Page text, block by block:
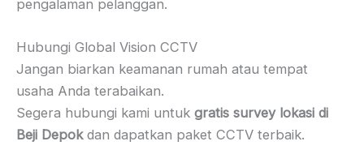
pengalaman pelanggan.
Hubungi Global Vision CCTV
Jangan biarkan keamanan rumah atau tempat
usaha Anda terabaikan.
Segera hubungi kami untuk gratis survey lokasi di
Beji Depokdan dapatkan paket CCTV terbaik.